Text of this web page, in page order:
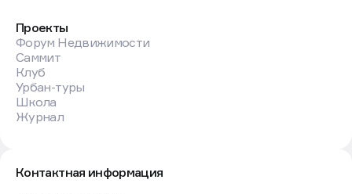
Проекты
Форум Недвижимости
Саммит
Клуб
Урбан-туры
Школа
Журнал
Контактная информация